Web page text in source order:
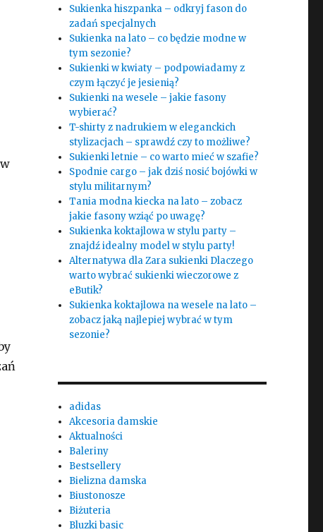
Sukienka hiszpanka – odkryj fason do
zadań specjalnych
Sukienka na lato – co będzie modne w
tym sezonie?
Sukienki w kwiaty – podpowiadamy z
czym łączyć je jesienią?
Sukienki na wesele – jakie fasony
wybierać?
T-shirty z nadrukiem w eleganckich
stylizacjach – sprawdź czy to możliwe?
Sukienki letnie – co warto mieć w szafie?
Spodnie cargo – jak dziś nosić bojówki w
stylu militarnym?
Tania modna kiecka na lato – zobacz
jakie fasony wziąć po uwagę?
Sukienka koktajlowa w stylu party –
znajdź idealny model w stylu party!
Alternatywa dla Zara sukienki Dlaczego
warto wybrać sukienki wieczorowe z
eButik?
Sukienka koktajlowa na wesele na lato –
zobacz jaką najlepiej wybrać w tym
sezonie?
adidas
Akcesoria damskie
Aktualności
Baleriny
Bestsellery
Bielizna damska
Biustonosze
Biżuteria
Bluzki basic